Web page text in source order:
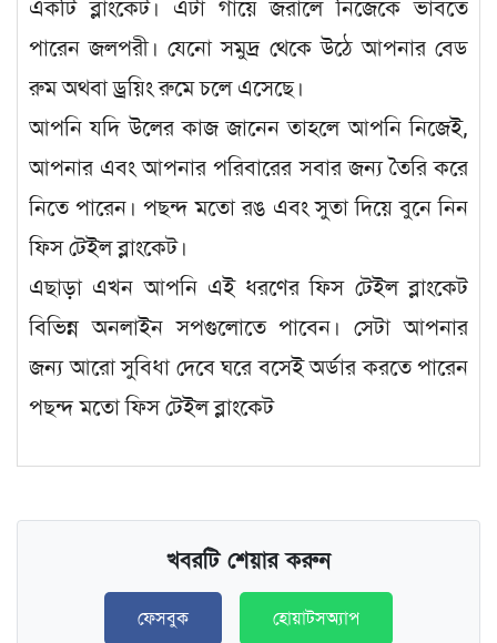
একটি ব্লাংকেট। এটা গায়ে জরালে নিজেকে ভাবতে
পারেন জলপরী। যেনো সমুদ্র থেকে উঠে আপনার বেড
রুম অথবা ড্রয়িং রুমে চলে এসেছে।
আপনি যদি উলের কাজ জানেন তাহলে আপনি নিজেই,
আপনার এবং আপনার পরিবারের সবার জন্য তৈরি করে
নিতে পারেন। পছন্দ মতো রঙ এবং সুতা দিয়ে বুনে নিন
ফিস টেইল ব্লাংকেট।
এছাড়া এখন আপনি এই ধরণের ফিস টেইল ব্লাংকেট
বিভিন্ন অনলাইন সপগুলোতে পাবেন। সেটা আপনার
জন্য আরো সুবিধা দেবে ঘরে বসেই অর্ডার করতে পারেন
পছন্দ মতো ফিস টেইল ব্লাংকেট
খবরটি শেয়ার করুন
ফেসবুক হোয়াটসঅ্যাপ